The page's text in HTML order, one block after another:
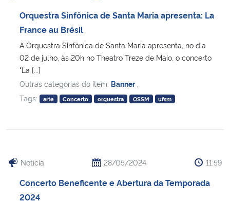
Orquestra Sinfônica de Santa Maria apresenta: La
France au Brésil
A Orquestra Sinfônica de Santa Maria apresenta, no dia
02 de julho, às 20h no Theatro Treze de Maio, o concerto
"La [...]
Outras categorias do item: Banner
Tags:
arte Concerto orquestra OSSM ufsm
Notícia 28/05/2024 11:59
Concerto Beneficente e Abertura da Temporada
2024